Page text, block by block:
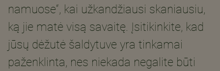
namuose“, kai užkandžiausi skaniausiu,
ką jie matė visą savaitę. Įsitikinkite, kad
jūsų dėžutė šaldytuve yra tinkamai
paženklinta, nes niekada negalite būti